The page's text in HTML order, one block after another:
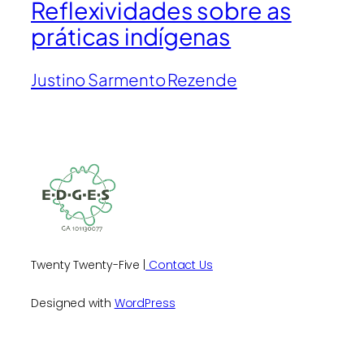
Reflexividades sobre as
práticas indígenas
Justino Sarmento Rezende
Twenty Twenty-Five | Contact Us
Designed with WordPress